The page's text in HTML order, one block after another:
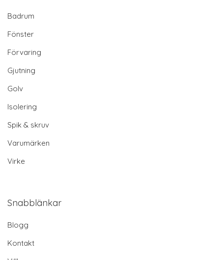
Badrum
Fönster
Förvaring
Gjutning
Golv
Isolering
Spik & skruv
Varumärken
Virke
Snabblänkar
Blogg
Kontakt